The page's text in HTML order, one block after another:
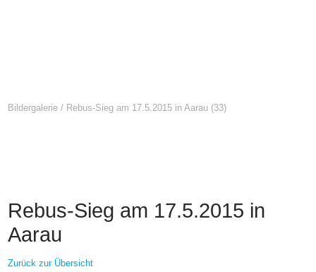
Bildergalerie / Rebus-Sieg am 17.5.2015 in Aarau (33)
Rebus-Sieg am 17.5.2015 in
Aarau
Zurück zur Übersicht